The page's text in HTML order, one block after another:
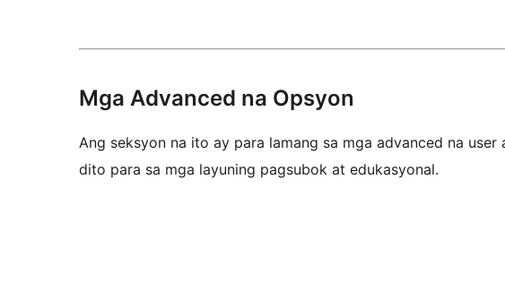
Mga Advanced na Opsyon
Ang seksyon na ito ay para lamang sa mga advanced na
dito para sa mga layuning pagsubok at edukasyonal.